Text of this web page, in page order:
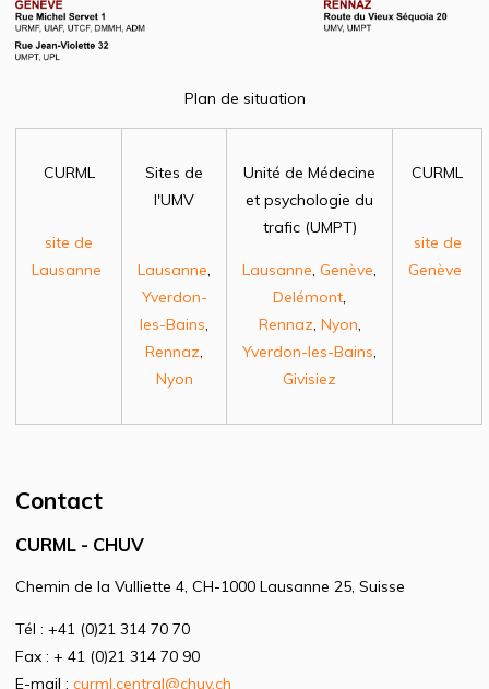
Plan de situation
CURML
site de
Lausanne
Sites de
l'UMV
Lausanne,
Yverdon-
les-Bains,
Rennaz,
Nyon
Unité de Médecine
et psychologie du
trafic (UMPT)
Lausanne, Genève,
Delémont,
Rennaz, Nyon,
Yverdon-les-Bains,
Givisiez
CURML
site de
Genève
Contact
CURML - CHUV
Chemin de la Vulliette 4, CH-1000 Lausanne 25, Suisse
Tél : +41 (0)21 314 70 70
Fax : + 41 (0)21 314 70 90
E-mail : curml.central@chuv.ch